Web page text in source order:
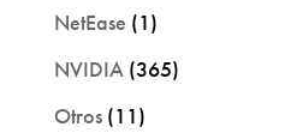
NetEase (1)
NVIDIA(365)
Otros(11)